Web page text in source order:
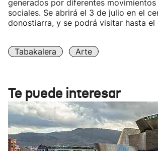
generados por diferentes
sociales. Se abrirá el 3 de julio en el
donostiarra, y se podrá visitar hasta el
Tabakalera Arte
Te puede interesar